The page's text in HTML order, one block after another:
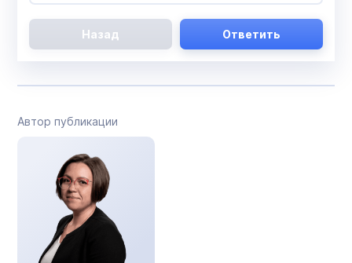
Назад Ответить
Автор публикации